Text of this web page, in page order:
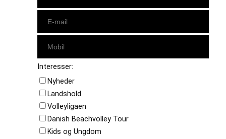
Interesser:
Nyheder
Landshold
Volleyligaen
Danish Beachvolley Tour
Kids og Ungdom